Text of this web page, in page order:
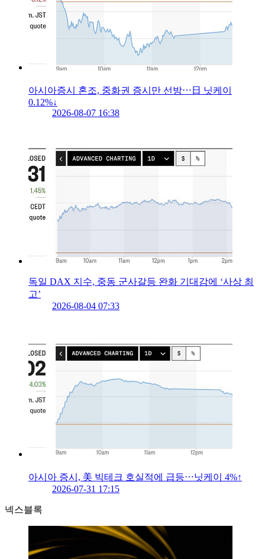
아시아증시 혼조, 중화권 증시만 선방⋯日 닛케이
0.12%↓
2026-08-07 16:38
독일 DAX 지수, 중동 군사갈등 완화 기대감에 ‘사상 최
고’
2026-08-04 07:33
아시아 증시, 美 빅테크 호실적에 급등⋯닛케이 4%↑
2026-07-31 17:15
넥스블록